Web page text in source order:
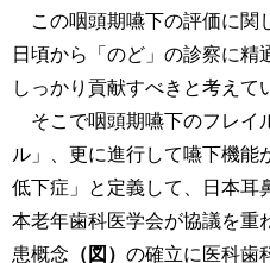
この咽頭期嚥下の評価に関
日頃から「のど」の診察に精
しっかり貢献すべきと考えて
そこで咽頭期嚥下のフレイ
ル」、更に進行して嚥下機能
低下症」と定義して、日本耳
本老年歯科医学会が協議を重
患概念 （図） の確立に医科歯